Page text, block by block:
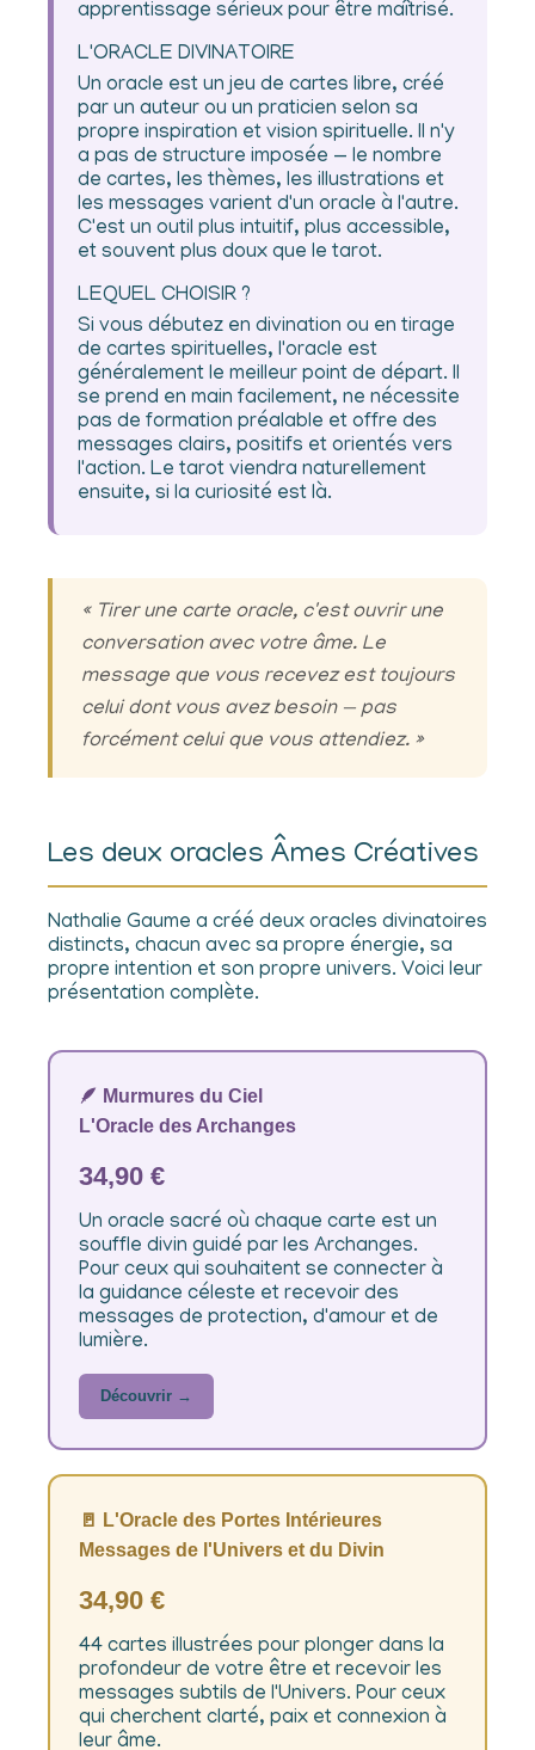
apprentissage sérieux pour être maîtrisé.
L'ORACLE DIVINATOIRE
Un oracle est un jeu de cartes libre, créé
par un auteur ou un praticien selon sa
propre inspiration et vision spirituelle. Il n'y
a pas de structure imposée — le nombre
de cartes, les thèmes, les illustrations et
les messages varient d'un oracle à l'autre.
C'est un outil plus intuitif, plus accessible,
et souvent plus doux que le tarot.
LEQUEL CHOISIR ?
Si vous débutez en divination ou en tirage
de cartes spirituelles, l'oracle est
généralement le meilleur point de départ. Il
se prend en main facilement, ne nécessite
pas de formation préalable et offre des
messages clairs, positifs et orientés vers
l'action. Le tarot viendra naturellement
ensuite, si la curiosité est là.
« Tirer une carte oracle, c'est ouvrir une
conversation avec votre âme. Le
message que vous recevez est toujours
celui dont vous avez besoin — pas
forcément celui que vous attendiez. »
Les deux oracles Âmes Créatives
Nathalie Gaume a créé deux oracles divinatoires
distincts, chacun avec sa propre énergie, sa
propre intention et son propre univers. Voici leur
présentation complète.
🪶 Murmures du Ciel
L'Oracle des Archanges
34,90 €
Un oracle sacré où chaque carte est un
souffle divin guidé par les Archanges.
Pour ceux qui souhaitent se connecter à
la guidance céleste et recevoir des
messages de protection, d'amour et de
lumière.
Découvrir →
🚪 L'Oracle des Portes Intérieures
Messages de l'Univers et du Divin
34,90 €
44 cartes illustrées pour plonger dans la
profondeur de votre être et recevoir les
messages subtils de l'Univers. Pour ceux
qui cherchent clarté, paix et connexion à
leur âme.